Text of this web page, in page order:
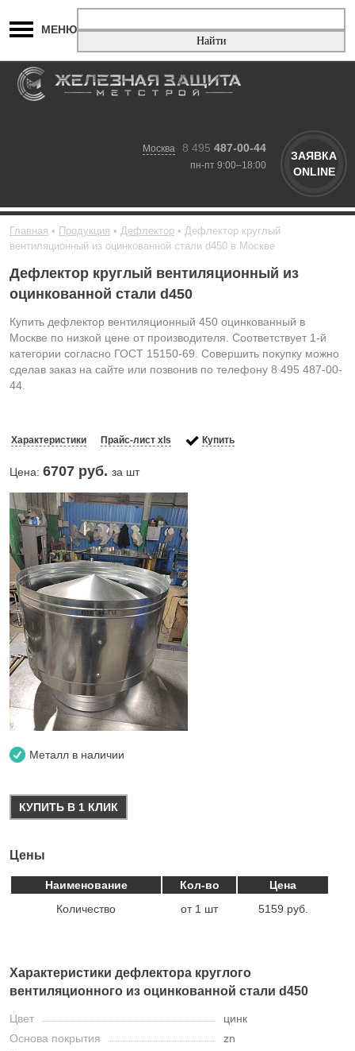
МЕНЮ
Москва 8 495 487-00-44
пн-пт 9:00–18:00
ЗАЯВКА
ONLINE
Главная Продукция Дефлектор
Дефлектор круглый
вентиляционный из оцинкованной стали d450 в Москве
Дефлектор круглый вентиляционный из
оцинкованной стали d450
Купить дефлектор вентиляционный 450 оцинкованный в
Москве по низкой цене от производителя. Соответствует 1-й
категории согласно ГОСТ 15150-69. Совершить покупку можно
сделав заказ на сайте или позвонив по телефону 8 495 487-00-
44.
Характеристики Прайс-лист xls Купить
Цена: 6707 руб. за шт
Металл в наличии
КУПИТЬ В 1 КЛИК
Цены
Наименование Кол-во
Цена
Количество
от 1 шт 5159 руб.
Характеристики дефлектора круглого
вентиляционного из оцинкованной стали d450
Цвет
цинк
Основа покрытия
zn